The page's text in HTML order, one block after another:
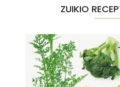
ZUIKIO